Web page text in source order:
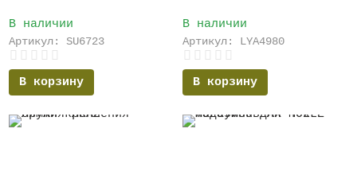
В наличии
Артикул: SU6723
В корзину
В наличии
Артикул: LYA4980
В корзину